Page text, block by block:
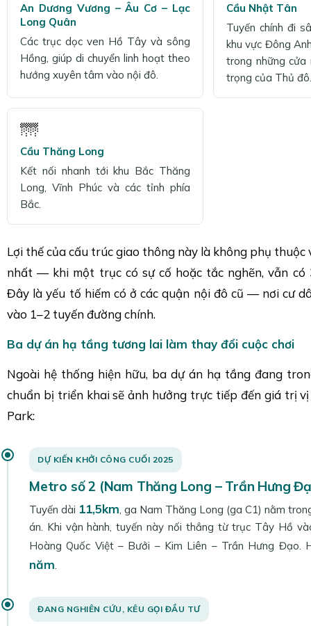
An Dương Vương – Âu Cơ – Lạc
Long Quân
Các trục dọc ven Hồ Tây và sông
Hồng, giúp di chuyển linh hoạt theo
hướng xuyên tâm vào nội đô.
Cầu Nhật Tân
Tuyến chính đi
khu vực Đông
trong những cửa
trọng của Thủ đô.
🌁
Cầu Thăng Long
Kết nối nhanh tới khu Bắc Thăng
Long, Vĩnh Phúc và các tỉnh phía
Bắc.
Lợi thế của cấu trúc giao thông này là không phụ thuộc
nhất — khi một trục có sự cố hoặc tắc nghẽn, vẫn có
Đây là yếu tố hiếm có ở các quận nội đô cũ — nơi cư
vào 1–2 tuyến đường chính.
Ba dự án hạ tầng tương lai làm thay đổi cuộc chơi
Ngoài hệ thống hiện hữu, ba dự án hạ tầng đang
chuẩn bị triển khai sẽ ảnh hưởng trực tiếp đến giá trị
Park:
DỰ KIẾN KHỞI CÔNG CUỐI 2025
Metro số 2 (Nam Thăng Long – Trần Hưng
Tuyến dài 11,5km , ga Nam Thăng Long (ga C1) nằm
án. Khi vận hành, tuyến này nối thẳng từ trục Tây Hồ
Hoàng Quốc Việt – Bưởi – Kim Liên – Trần Hưng Đạo.
năm
ĐANG NGHIÊN CỨU, KÊU GỌI ĐẦU TƯ